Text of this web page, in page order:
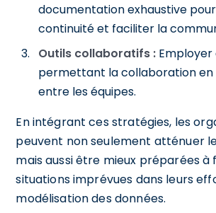
documentation exhaustive
continuité et faciliter la
Outils collaboratifs : Employer
permettant la collaboration
entre les équipes.
En intégrant ces stratégies, les
peuvent non seulement atténuer
mais aussi être mieux préparées à
situations imprévues dans leurs
modélisation des données.